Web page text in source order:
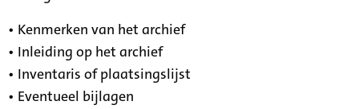
• Kenmerken van het archief
• Inleiding op het archief
• Inventaris of plaatsingslijst
• Eventueel bijlagen